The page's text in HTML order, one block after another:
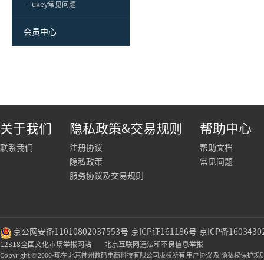
- ukey常见问题
会员中心
关于我们
联系我们
隐私政策&交易规则
注册协议
隐私政策
服务协议及交易规则
帮助中心
帮助文档
常见问题
京公网安备11010802037553号 京ICP证161186号 京ICP备
12318全国文化市场举报网站 北京互联网违法和不良信息举报
Copyright © 2000-现在 北京神州数码电商科技有限公司版权所有 用户协议 及 隐私权保护规